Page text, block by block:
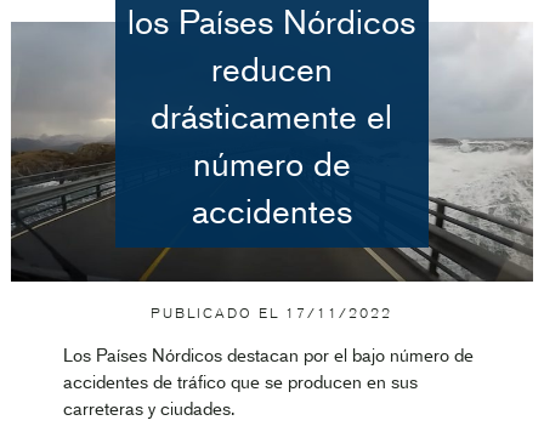
los Países Nórdicos
reducen
drásticamente el
número de
accidentes
PUBLICADO EL 17/11/2022
Los Países Nórdicos destacan por el bajo número de
accidentes de tráfico que se producen en sus
carreteras y ciudades.